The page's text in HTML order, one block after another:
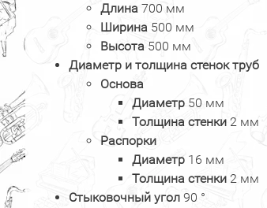
Длина 700 мм
Ширина 500 мм
Высота 500 мм
Диаметр и толщина стенок труб
Основа
Диаметр 50 мм
Толщина стенки 2 мм
Распорки
Диаметр 16 мм
Толщина стенки 2 мм
Стыковочный угол 90 °